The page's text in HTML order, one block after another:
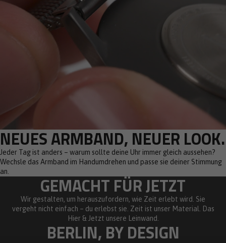
NEUES ARMBAND, NEUER LOOK.
Jeder Tag ist anders – warum sollte deine Uhr immer gleich aussehen?
Wechsle das Armband im Handumdrehen und passe sie deiner Stimmung
an.
GEMACHT FÜR JETZT
Wir gestalten, um herauszufordern, wie Zeit erlebt wird. Sie
vergeht nicht einfach – du erlebst sie. Zeit ist unser Material. Das
Hier & Jetzt unsere Leinwand.
BERLIN, BY DESIGN